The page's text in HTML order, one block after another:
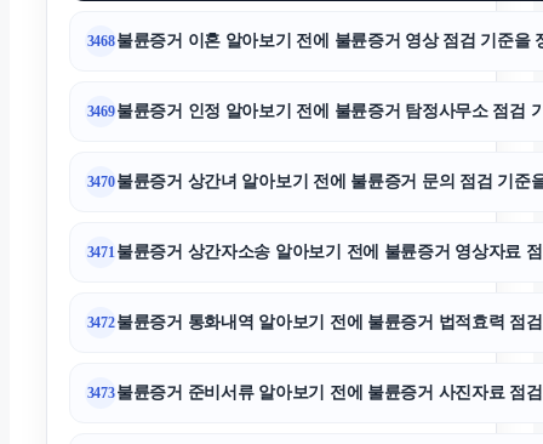
의정부이혼변호사
3468불륜증거 이혼 알아보기 전에 불륜증거 영상 점검 기준을
3469불륜증거 인정 알아보기 전에 불륜증거 탐정사무소 점검
3470불륜증거 상간녀 알아보기 전에 불륜증거 문의 점검 기준
3471불륜증거 상간자소송 알아보기 전에 불륜증거 영상자료
3472불륜증거 통화내역 알아보기 전에 불륜증거 법적효력 점
3473불륜증거 준비서류 알아보기 전에 불륜증거 사진자료 점